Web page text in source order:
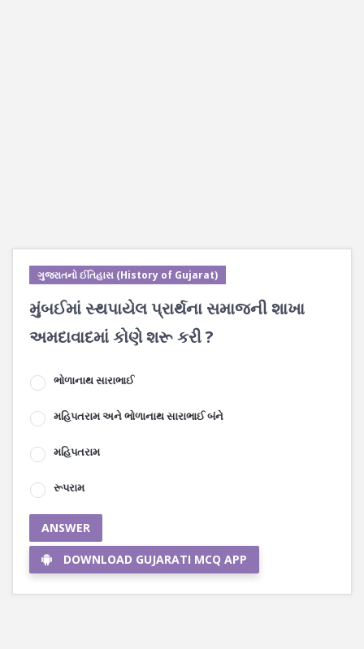
ગુજરાતનો ઈતિહાસ (History of Gujarat)
મુંબઈમાં સ્થપાયેલ પ્રાર્થના સમાજની શાખા
અમદાવાદમાં કોણે શરૂ કરી ?
ભોળાનાથ સારાભાઈ
મહિપતરામ અને ભોળાનાથ સારાભાઈ બંને
મહિપતરામ
રૂપરામ
ANSWER
DOWNLOAD GUJARATI MCQ APP